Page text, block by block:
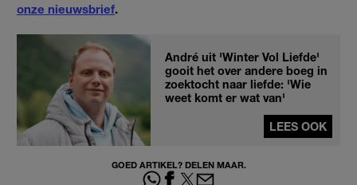
onze nieuwsbrief.
André uit 'Winter Vol Liefde'
gooit het over andere boeg in
zoektocht naar liefde: 'Wie
weet komt er wat van'
LEES OOK
GOED ARTIKEL? DELEN MAAR.